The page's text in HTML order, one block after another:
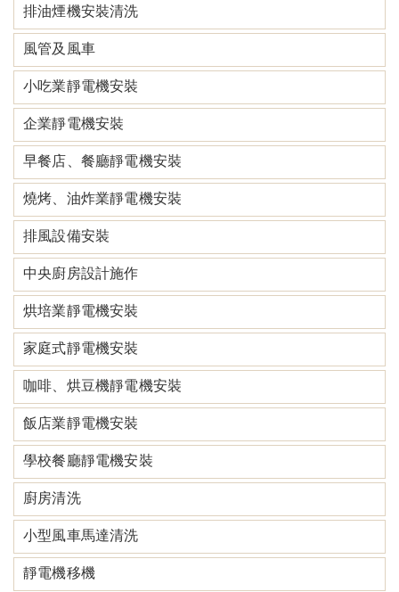
排油煙機安裝清洗
風管及風車
小吃業靜電機安裝
企業靜電機安裝
早餐店、餐廳靜電機安裝
燒烤、油炸業靜電機安裝
排風設備安裝
中央廚房設計施作
烘培業靜電機安裝
家庭式靜電機安裝
咖啡、烘豆機靜電機安裝
飯店業靜電機安裝
學校餐廳靜電機安裝
廚房清洗
小型風車馬達清洗
靜電機移機